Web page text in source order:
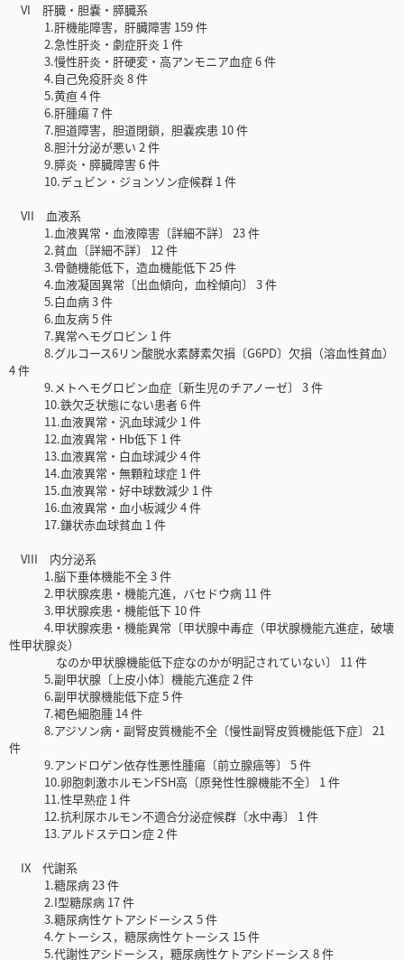
VI 肝臓・胆嚢・膵臓系
1.肝機能障害，肝臓障害 159 件
2.急性肝炎・劇症肝炎 1 件
3.慢性肝炎・肝硬変・高アンモニア血症 6 件
4.自己免疫肝炎 8 件
5.黄疸 4 件
6.肝腫瘍 7 件
7.胆道障害，胆道閉鎖，胆嚢疾患 10 件
8.胆汁分泌が悪い 2 件
9.膵炎・膵臓障害 6 件
10.デュビン・ジョンソン症候群 1 件
VII 血液系
1.血液異常・血液障害〔詳細不詳〕 23 件
2.貧血〔詳細不詳〕 12 件
3.骨髄機能低下，造血機能低下 25 件
4.血液凝固異常〔出血傾向，血栓傾向〕 3 件
5.白血病 3 件
6.血友病 5 件
7.異常ヘモグロビン 1 件
8.グルコース6リン酸脱水素酵素欠損〔G6PD〕欠損（溶血性貧血）
4 件
9.メトヘモグロビン血症〔新生児のチアノーゼ〕 3 件
10.鉄欠乏状態にない患者 6 件
11.血液異常・汎血球減少 1 件
12.血液異常・Hb低下 1 件
13.血液異常・白血球減少 4 件
14.血液異常・無顆粒球症 1 件
15.血液異常・好中球数減少 1 件
16.血液異常・血小板減少 4 件
17.鎌状赤血球貧血 1 件
VIII 内分泌系
1.脳下垂体機能不全 3 件
2.甲状腺疾患・機能亢進，バセドウ病 11 件
3.甲状腺疾患・機能低下 10 件
4.甲状腺疾患・機能異常〔甲状腺中毒症（甲状腺機能亢進症，破壊
性甲状腺炎）
なのか甲状腺機能低下症なのかが明記されていない〕 11 件
5.副甲状腺〔上皮小体〕機能亢進症 2 件
6.副甲状腺機能低下症 5 件
7.褐色細胞腫 14 件
8.アジソン病・副腎皮質機能不全〔慢性副腎皮質機能低下症〕 21
件
9.アンドロゲン依存性悪性腫瘍〔前立腺癌等〕 5 件
10.卵胞刺激ホルモンFSH高〔原発性性腺機能不全〕 1 件
11.性早熟症 1 件
12.抗利尿ホルモン不適合分泌症候群〔水中毒〕 1 件
13.アルドステロン症 2 件
IX 代謝系
1.糖尿病 23 件
2.I型糖尿病 17 件
3.糖尿病性ケトアシドーシス 5 件
4.ケトーシス，糖尿病性ケトーシス 15 件
5.代謝性アシドーシス，糖尿病性ケトアシドーシス 8 件